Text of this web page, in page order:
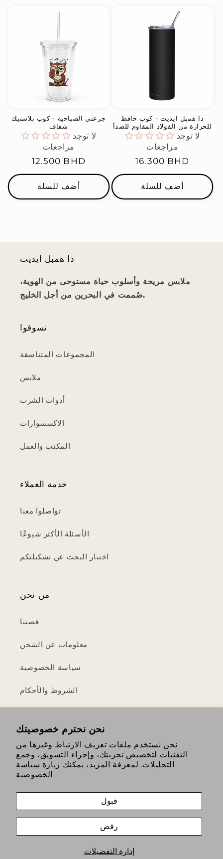
نحن نحترم خصوصيتك
نحن نستخدم ملفات تعريف الارتباط وغيرها من
التقنيات لتخصيص تجربتك، وإجراء التسويق، وجمع
التحليلات. لمعرفة المزيد، يمكنك زيارة سياسة
الخصوصية
إدارة التفضيلات
قبول
رفض
جرعتي الصباحية - كوب بلاستيك
شفاف
لا توجد
مراجعات
السعر
العادي
12.500 BHD
أضف للسلة
ذا همبل ايديت - كوب حافظ
للحرارة من الفولاذ المقاوم للصدأ
لا توجد
مراجعات
السعر
العادي
16.300 BHD
أضف للسلة
ذا همبل ايديت
ملابس مريحة وأسلوب حياة مستوحى من الهوية،
صُممت في البحرين من أجل الخليج.
تسوقوا
المجموعات المتناسقة
ملابس
أدوات الشرب
الاكسسوارات
المكتب والعمل
خدمة العملاء
تواصلوا معنا
الأسئلة الأكثر شيوعًا
اختبار البحث عن تشكيلتكم
من نحن
قصتنا
معلومات عن الشحن
سياسة الخصوصية
الشروط والأحكام
https://www.instagram.com/
https://www.tiktok.com/
© 2026,The Humble Edit